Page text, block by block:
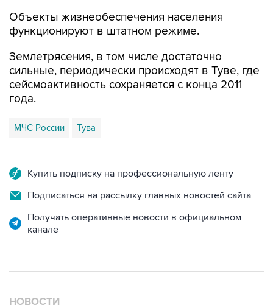
Объекты жизнеобеспечения населения
функционируют в штатном режиме.
Землетрясения, в том числе достаточно
сильные, периодически происходят в Туве, где
сейсмоактивность сохраняется с конца 2011
года.
МЧС России Тува
Купить подписку на профессиональную ленту
Подписаться на рассылку главных новостей сайта
Получать оперативные новости в официальном
канале
НОВОСТИ